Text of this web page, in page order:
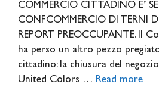
COMMERCIO CITTADINO E’
CONFCOMMERCIO DI TERNI
REPORT PREOCCUPANTE. Il
ha perso un altro pezzo
cittadino: la chiusura del
United Colors … Read more